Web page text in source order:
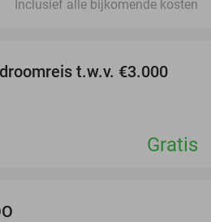
Inclusief alle bijkomende kosten
t.w.v. €3.000
Gratis